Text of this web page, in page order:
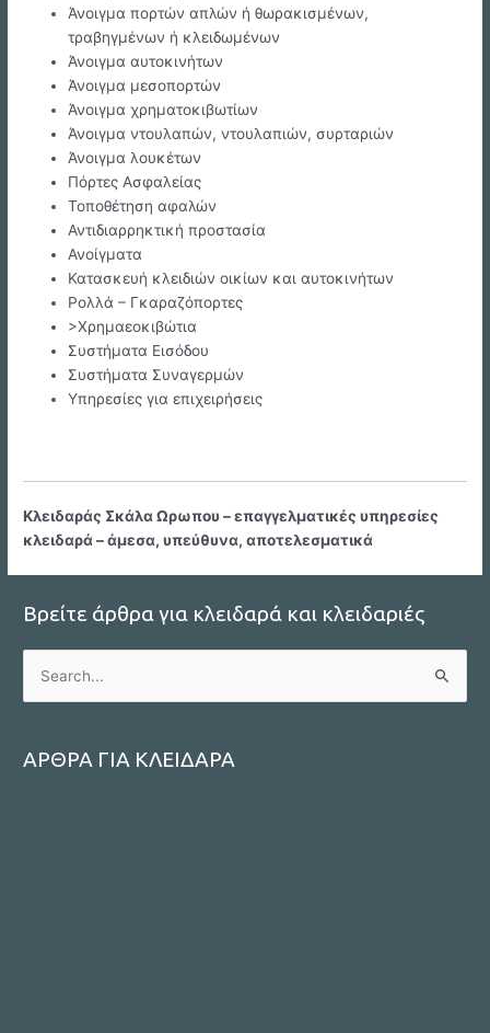
Άνοιγμα πορτών απλών ή θωρακισμένων,
τραβηγμένων ή κλειδωμένων
Άνοιγμα αυτοκινήτων
Άνοιγμα μεσοπορτών
Άνοιγμα χρηματοκιβωτίων
Άνοιγμα ντουλαπών, ντουλαπιών, συρταριών
Άνοιγμα λουκέτων
Πόρτες Ασφαλείας
Τοποθέτηση αφαλών
Αντιδιαρρηκτική προστασία
Ανοίγματα
Κατασκευή κλειδιών οικίων και αυτοκινήτων
Ρολλά – Γκαραζόπορτες
>Χρημαεοκιβώτια
Συστήματα Εισόδου
Συστήματα Συναγερμών
Υπηρεσίες για επιχειρήσεις
Κλειδαράς Σκάλα Ωρωπου – επαγγελματικές υπηρεσίες
κλειδαρά – άμεσα, υπεύθυνα, αποτελεσματικά
Βρείτε άρθρα για κλειδαρά και κλειδαριές
r
ΑΡΘΡΑ ΓΙΑ ΚΛΕΙΔΑΡΑ